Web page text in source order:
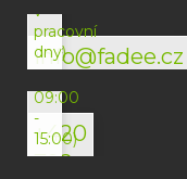
info@fadee.cz
v
pracovní
dny)
+420
792
(Po-
09:00
-
15:00)